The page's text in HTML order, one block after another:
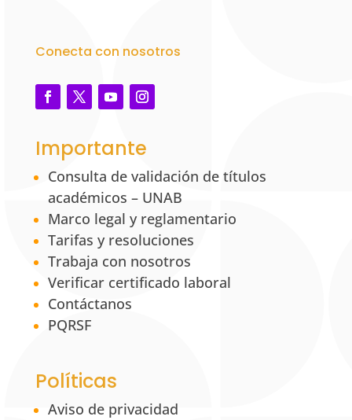
Conecta con nosotros
Importante
Consulta de validación de títulos
académicos – UNAB
Marco legal y reglamentario
Tarifas y resoluciones
Trabaja con nosotros
Verificar certificado laboral
Contáctanos
PQRSF
Políticas
Aviso de privacidad